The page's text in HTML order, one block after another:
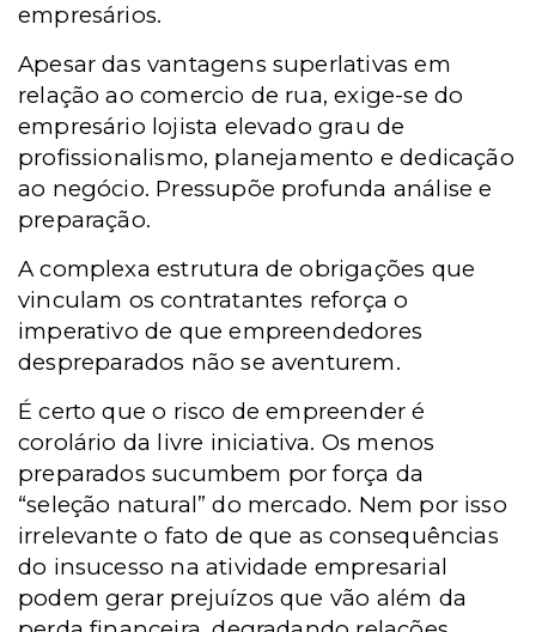
empresários.
Apesar das vantagens superlativas em
relação ao comercio de rua, exige-se do
empresário lojista elevado grau de
profissionalismo, planejamento e dedicação
ao negócio. Pressupõe profunda análise e
preparação.
A complexa estrutura de obrigações que
vinculam os contratantes reforça o
imperativo de que empreendedores
despreparados não se aventurem.
É certo que o risco de empreender é
corolário da livre iniciativa. Os menos
preparados sucumbem por força da
“seleção natural” do mercado. Nem por isso
irrelevante o fato de que as consequências
do insucesso na atividade empresarial
podem gerar prejuízos que vão além da